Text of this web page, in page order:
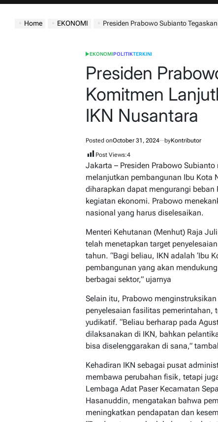
jatimdaily.com
Home EKONOMI Presiden Prabowo Subianto Tegaskan
POSTED
EKONOMIPOLITIKTERKINI
Presiden
Komitmen
IKN Nusantara
Posted onOctober 31, 2024 byKontributor
Post Views:4
Jakarta – Presiden Prabowo
melanjutkan pembangunan Ibu Kota
diharapkan dapat mengurangi
kegiatan ekonomi. Prabowo
nasional yang harus diselesaikan.
Menteri Kehutanan (Menhut) Raja
telah menetapkan target
tahun. “Bagi beliau, IKN adalah ‘Ibu
pembangunan yang akan
berbagai sektor,” ujarnya
Selain itu, Prabowo
penyelesaian fasilitas pemerintahan,
yudikatif. “Beliau berharap pada
dilaksanakan di IKN, bahkan
bisa diselenggarakan di sana,”
Kehadiran IKN sebagai pusat
membawa perubahan fisik, tetapi
Lembaga Adat Paser Kecamatan
Hasanuddin, mengatakan bahwa
meningkatkan pendapatan dan